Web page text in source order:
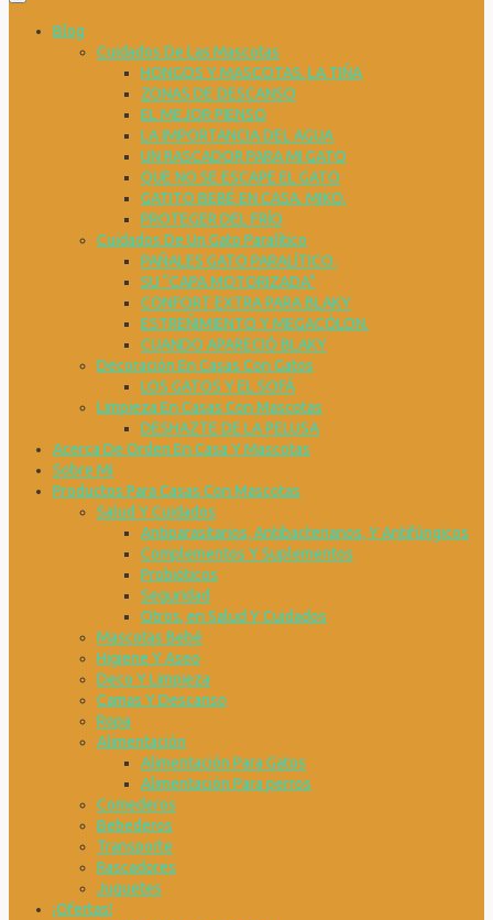
Blog
Cuidados De Las Mascotas
HONGOS Y MASCOTAS. LA TIÑA
ZONAS DE DESCANSO
EL MEJOR PIENSO
LA IMPORTANCIA DEL AGUA
UN RASCADOR PARA MI GATO
QUE NO SE ESCAPE EL GATO
GATITO BEBÉ EN CASA. MIKO.
PROTEGER DEL FRÍO
Cuidados De Un Gato Paralítico
PAÑALES GATO PARALÍTICO.
SU “CAPA MOTORIZADA”
CONFORT EXTRA PARA BLAKY
ESTREÑIMIENTO Y MEGACÓLON.
CUANDO APARECIÓ BLAKY
Decoración En Casas Con Gatos
LOS GATOS Y EL SOFÁ
Limpieza En Casas Con Mascotas
DESHAZTE DE LA PELUSA
Acerca De Orden En Casa Y Mascotas
Sobre Mi
Productos Para Casas Con Mascotas
Salud Y Cuidados
Antiparasitarios, Antibacterianos, Y Antifúngicos
Complementos Y Suplementos
Probióticos
Seguridad
Otros, en Salud Y Cuidados
Mascotas Bebé
Higiene Y Aseo
Deco Y Limpieza
Camas Y Descanso
Ropa
Alimentación
Alimentación Para Gatos
Alimentación Para perros
Comederos
Bebederos
Transporte
Rascadores
Juguetes
¡Ofertas!